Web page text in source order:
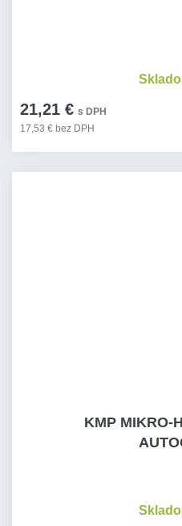
21,21 € s DPH
17,53 € bez DPH
KMP MIKRO-